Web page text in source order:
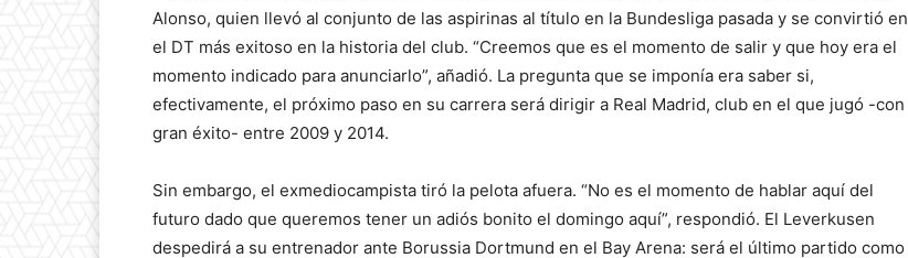
Alonso, quien llevó al conjunto de las aspirinas al título en la Bundesliga pasada y se convirtió en
el DT más exitoso en la historia del club. “Creemos que es el momento de salir y que hoy era el
momento indicado para anunciarlo”, añadió. La pregunta que se imponía era saber si,
efectivamente, el próximo paso en su carrera será dirigir a Real Madrid, club en el que jugó -con
gran éxito- entre 2009 y 2014.
Sin embargo, el exmediocampista tiró la pelota afuera. “No es el momento de hablar aquí del
futuro dado que queremos tener un adiós bonito el domingo aquí”, respondió. El Leverkusen
despedirá a su entrenador ante Borussia Dortmund en el Bay Arena: será el último partido como